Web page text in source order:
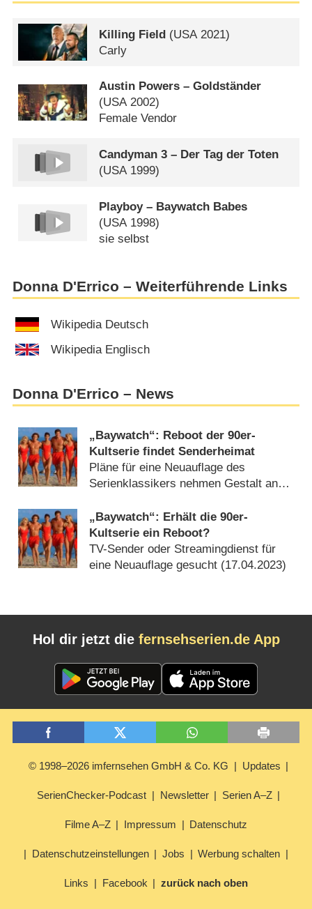
Killing Field (USA 2021)
Carly
Austin Powers – Goldständer
(USA2002)
Female Vendor
Candyman 3 – Der Tag der Toten
(USA1999)
Playboy – Baywatch Babes
(USA1998)
sie selbst
Donna D'Errico – Weiterführende Links
Wikipedia Deutsch
Wikipedia Englisch
Donna D'Errico – News
„Baywatch“: Reboot der 90er-
Kultserie findet Senderheimat
Pläne für eine Neuauflage des
Serienklassikers nehmen Gestalt an
„Baywatch“: Erhält die 90er-
Kultserie ein Reboot?
TV-Sender oder Streamingdienst für
eine Neuauflage gesucht (17.04.2023)
Hol dir jetzt die fernsehserien.de App
© 1998–2026 imfernsehen GmbH & Co. KG Updates
SerienChecker-Podcast Newsletter Serien A–Z
Filme A–Z Impressum Datenschutz
Datenschutzeinstellungen Jobs Werbung schalten
Links Facebook zurück nach oben